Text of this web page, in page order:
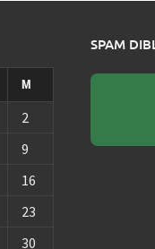
M
2
9
16
23
30
SPAM